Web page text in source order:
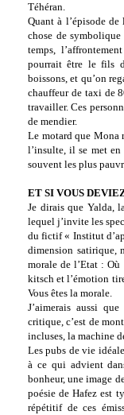
Téhéran.
Quant à l’épisode
chose de
temps,
pourrait être le fils
boissons, et qu’on
chauffeur de taxi de
travailler. Ces
de mendier.
Le motard que Mona
l’insulte, il se met en
souvent les plus
ET SI VOUS
Je dirais que Yalda,
lequel j’invite les
du fictif « Institut
dimension satirique,
morale de l’Etat :
kitsch et l’émotion
Vous êtes la morale.
J’aimerais aussi
critique, c’est de
incluses, la machine
Les pubs de vie
à ce qui advient
bonheur, une image
poésie de Hafez est
répétitif de ces